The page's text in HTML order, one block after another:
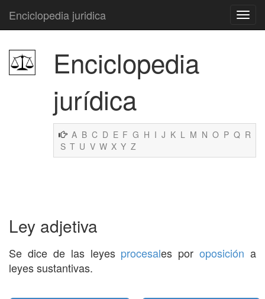
Enciclopedia juridica
Enciclopedia
jurídica
A B C D E F G H I J K L M N O P Q R
S T U V W X Y Z
Ley adjetiva
Se dice de las leyes procesales poroposición a
leyes sustantivas.